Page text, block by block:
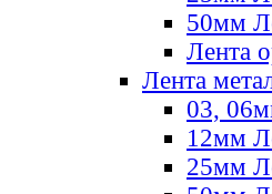
50мм
Лента
Лента
03,
12мм
25мм